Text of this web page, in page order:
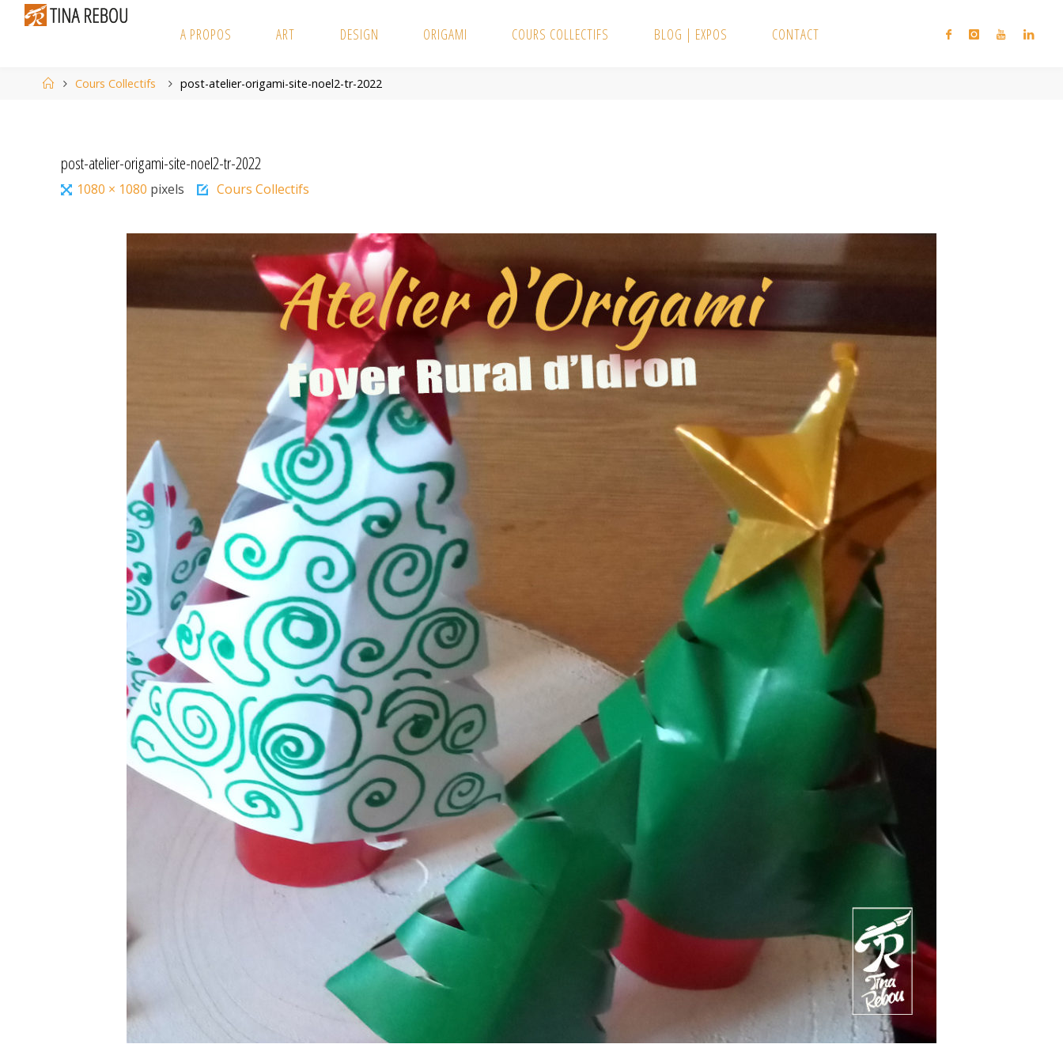
A PROPOS ART DESIGN ORIGAMI COURS COLLECTIFS BLOG | EXPOS CONTACT
HomeCours Collectifs post-atelier-origami-site-noel2-tr-2022
post-atelier-origami-site-noel2-tr-2022
Full1080 × 1080 pixels Cours Collectifs